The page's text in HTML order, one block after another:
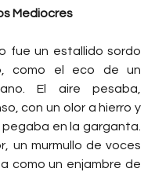
Mediocres
fue un estallido sordo
como el eco de un
El aire pesaba,
con un olor a hierro y
en la garganta.
un murmullo de voces
como un enjambre de